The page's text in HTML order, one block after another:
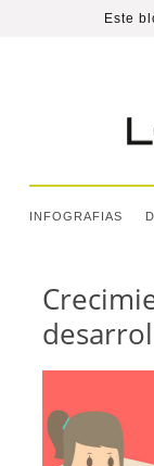
Este
INFOGRAFIAS